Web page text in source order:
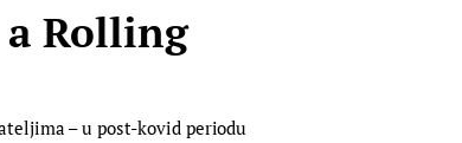
a Rolling
– u post-kovid periodu